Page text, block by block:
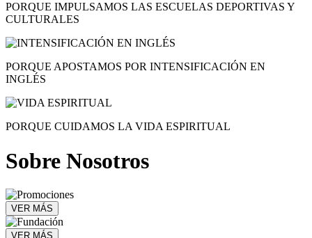
PORQUE IMPULSAMOS LAS ESCUELAS DEPORTIVAS Y
CULTURALES
PORQUE APOSTAMOS POR INTENSIFICACIÓN EN
INGLÉS
PORQUE CUIDAMOS LA VIDA ESPIRITUAL
Sobre Nosotros
VER MÁS
VER MÁS